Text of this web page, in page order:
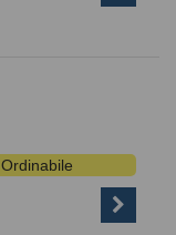
Ordinabile